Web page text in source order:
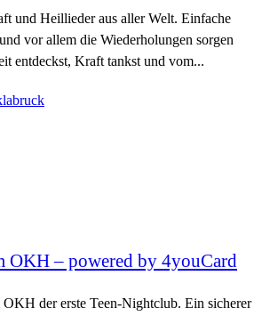
und Heillieder aus aller Welt. Einfache
vor allem die Wiederholungen sorgen
entdeckst, Kraft tankst und vom...
OKH – powered by 4youCard
der erste Teen-Nightclub. Ein sicherer